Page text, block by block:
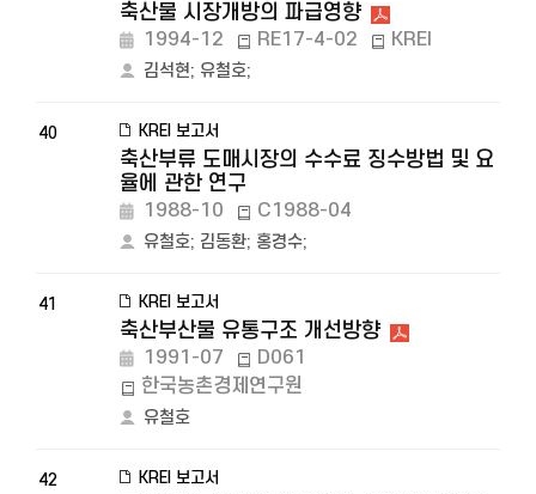
축산물 시장개방의 파급영향
1994-12 RE17-4-02 KREI
김석현; 유철호;
40 KREI 보고서
축산부류 도매시장의 수수료 징수방법 및 요
율에 관한 연구
1988-10 C1988-04
유철호; 김동환; 홍경수;
41 KREI 보고서
축산부산물 유통구조 개선방향
1991-07
D061
한국농촌경제연구원
유철호
42 KREI 보고서